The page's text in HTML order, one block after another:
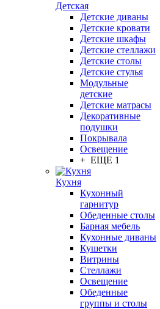
Детская
Детские диваны
Детские кровати
Детские шкафы
Детские стеллажи
Детские столы
Детские стулья
Модульные
детские
Детские матрасы
Декоративные
подушки
Покрывала
Освещение
+ ЕЩЕ 1
Кухня
Кухонный
гарнитур
Обеденные столы
Барная мебель
Кухонные диваны
Кушетки
Витрины
Стеллажи
Освещение
Обеденные
группы и столы